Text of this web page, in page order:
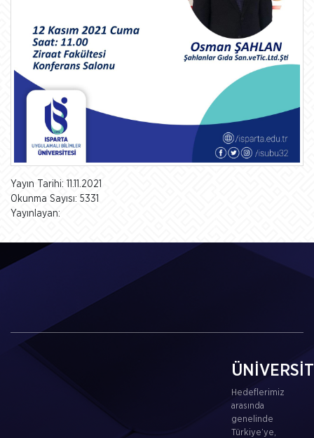
Yayın Tarihi: 11.11.2021
Okunma Sayısı: 5331
Yayınlayan:
Hedeflerimiz
arasında
genelinde
Türkiye’ye,